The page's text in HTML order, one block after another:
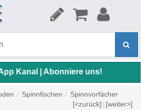
Kanal | Abonniere uns!
/ Spinnfischen / Spinnvorfächer
[<zurück] | [weiter>]